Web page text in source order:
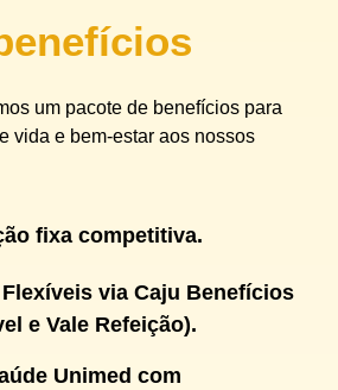
um pacote de benefícios para
vida e bem-estar aos nossos
fixa competitiva.
via Caju Benefícios
e Vale Refeição).
Unimed com